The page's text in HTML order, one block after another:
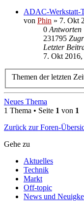
ADAC-Werkstatt-
von Phin » 7. Okt
0 Antworten
231795
Letzter
7. Okt
Themen der letzten
Neues Thema
1 Thema • Seite 1 von 1
Zurück zur Foren-
Gehe zu
Aktuelles
Technik
Markt
Off-topic
News und